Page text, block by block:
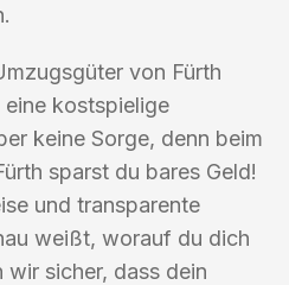
von Fürth
eine kostspielige
keine Sorge, denn beim
sparst du bares Geld!
und transparente
weißt, worauf du dich
wir sicher, dass dein